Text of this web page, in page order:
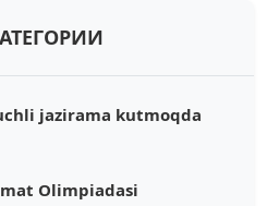
jazirama kutmoqda
Olimpiadasi